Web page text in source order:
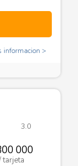
informacion
3.0
000
tarjeta